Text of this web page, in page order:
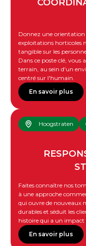
Donnez une
exploitations horticoles
tangible sur les
Dans ce poste clé, vous
terrain, au sein d'un
centré sur l'humain.
En savoir plus
Hoogstraten
Faites connaître nos
à une approche
qui ouvre de nouveaux
durables et séduit les
histoire qui a un impact
En savoir plus